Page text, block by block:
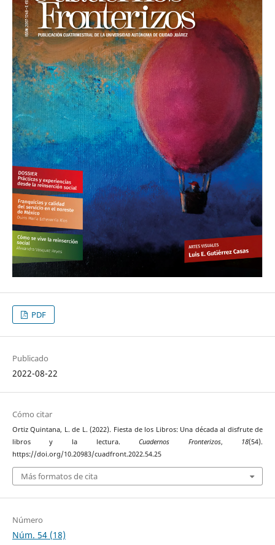
PDF
Publicado
2022-08-22
Cómo citar
Ortiz Quintana, L. de L. (2022). Fiesta de los Libros: Una década al disfrute de
libros y la lectura.Cuadernos Fronterizos, 18(54).
https://doi.org/10.20983/cuadfront.2022.54.25
Más formatos de cita
Número
Núm. 54 (18)